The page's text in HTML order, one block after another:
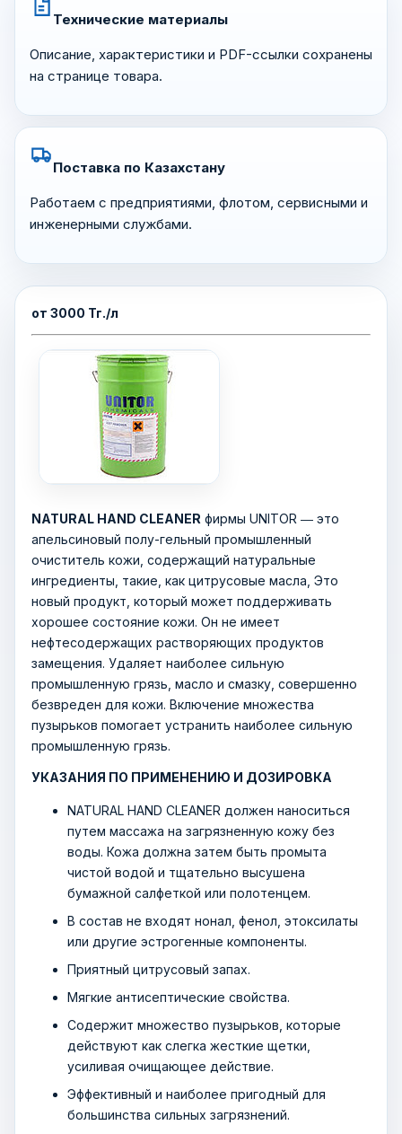
Технические материалы
Описание, характеристики и PDF-ссылки сохранены
на странице товара.
Поставка по Казахстану
Работаем с предприятиями, флотом, сервисными и
инженерными службами.
от 3000 Тг./л
NATURAL HAND CLEANER фирмы UNITOR ― это
апельсиновый полу-гельный промышленный
очиститель кожи, содержащий натуральные
ингредиенты, такие, как цитрусовые масла, Это
новый продукт, который может поддерживать
хорошее состояние кожи. Он не имеет
нефтесодержащих растворяющих продуктов
замещения. Удаляет наиболее сильную
промышленную грязь, масло и смазку, совершенно
безвреден для кожи. Включение множества
пузырьков помогает устранить наиболее сильную
промышленную грязь.
УКАЗАНИЯ ПО ПРИМЕНЕНИЮ И ДОЗИРОВКА
NATURAL HAND CLEANER должен наноситься
путем массажа на загрязненную кожу без
воды. Кожа должна затем быть промыта
чистой водой и тщательно высушена
бумажной салфеткой или полотенцем.
В состав не входят нонал, фенол, этоксилаты
или другие эстрогенные компоненты.
Приятный цитрусовый запах.
Мягкие антисептические свойства.
Содержит множество пузырьков, которые
действуют как слегка жесткие щетки,
усиливая очищающее действие.
Эффективный и наиболее пригодный для
большинства сильных загрязнений.